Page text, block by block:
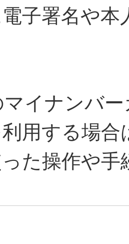
子署名や
イナンバ
用する場
た操作や